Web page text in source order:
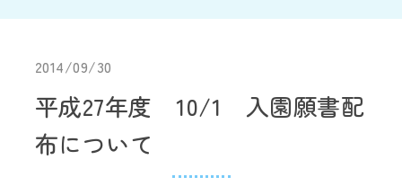
2014/09/30
平成27年度 10/1 入園願書配
布について